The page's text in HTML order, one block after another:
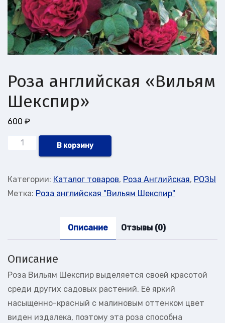
Роза английская «Вильям
Шекспир»
600 ₽
Количество
английская
"Вильям
В корзину
Категории: Каталог товаров, Роза Английская, РОЗЫ
Метка: Роза английская "Вильям Шекспир"
Описание Отзывы (0)
Описание
Роза Вильям Шекспир выделяется своей красотой
среди других садовых растений. Её яркий
насыщенно-красный с малиновым оттенком цвет
виден издалека, поэтому эта роза способна